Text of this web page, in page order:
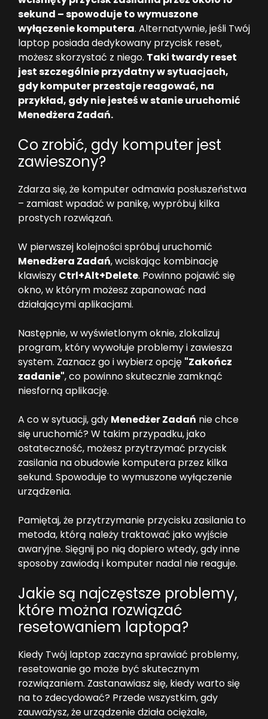
sekund – spowoduje to wymuszone
wyłączenie komputera. Alternatywnie, jeśli Twój
laptop posiada dedykowany przycisk reset,
możesz skorzystać z niego. Taki twardy reset
jest szczególnie przydatny w sytuacjach,
gdy komputer przestaje reagować, na
przykład, gdy nie jesteś w stanie uruchomić
Menedżera Zadań.
Co zrobić, gdy komputer jest
zawieszony?
Zdarza się, że komputer odmawia posłuszeństwa
– zamiast wpadać w panikę, wypróbuj kilka
prostych rozwiązań.
W pierwszej kolejności spróbuj uruchomić
Menedżera Zadań, wciskając kombinację
klawiszy Ctrl+Alt+Delete. Powinno pojawić się
okno, w którym możesz zapanować nad
działającymi aplikacjami.
Następnie, w wyświetlonym oknie, zlokalizuj
program, który wywołuje problemy i zawiesza
system. Zaznacz go i wybierz opcję "Zakończ
zadanie", co powinno skutecznie zamknąć
niesforną aplikację.
A co w sytuacji, gdy Menedżer Zadań nie chce
się uruchomić? W takim przypadku, jako
ostateczność, możesz przytrzymać przycisk
zasilania na obudowie komputera przez kilka
sekund. Spowoduje to wymuszone wyłączenie
urządzenia.
Pamiętaj, że przytrzymanie przycisku zasilania to
metoda, którą należy traktować jako wyjście
awaryjne. Sięgnij po nią dopiero wtedy, gdy inne
sposoby zawiodą i komputer nadal nie reaguje.
Jakie są najczęstsze problemy,
które można rozwiązać
resetowaniem laptopa?
Kiedy Twój laptop zaczyna sprawiać problemy,
resetowanie go może być skutecznym
rozwiązaniem. Zastanawiasz się, kiedy warto się
na to zdecydować? Przede wszystkim, gdy
zauważysz, że urządzenie działa ociężale,